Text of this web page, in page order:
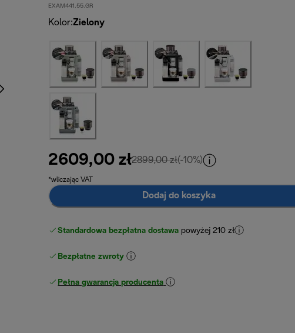
EXAM441.55.GR
Kolor:Zielony
2609,00 zł2899,00 złcena oryginalna 2899,00 zł
(-10%)
*wliczając VAT
Dodaj do koszyka
Standardowa bezpłatna dostawa powyżej 210 zł
Bezpłatne zwroty
Pełna gwarancja producenta